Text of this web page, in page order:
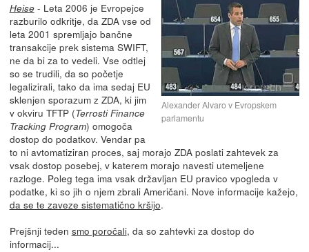
Alexander Alvaro v Evropskem
parlamentu
Heise- Leta 2006 je Evropejce
razburilo odkritje, da ZDA vse od
leta 2001 spremljajo bančne
transakcije prek sistema SWIFT,
ne da bi za to vedeli. Vse odtlej
so se trudili, da so početje
legalizirali, tako da ima sedaj EU
sklenjen sporazum z ZDA, ki jim
v okviru TFTP (Terrosti Finance
Tracking Program) omogoča
dostop do podatkov. Vendar pa
to ni avtomatiziran proces, saj morajo ZDA poslati zahtevek za
vsak dostop posebej, v katerem morajo navesti utemeljene
razloge. Poleg tega ima vsak državljan EU pravico vpogleda v
podatke, ki so jih o njem zbrali Američani. Nove informacije kažejo,
da se te zaveze sistematično kršijo.
Prejšnji teden smo poročali, da so zahtevki za dostop do
informacij...